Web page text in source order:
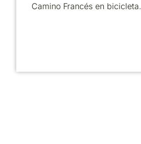
Camino Francés en bicicleta.